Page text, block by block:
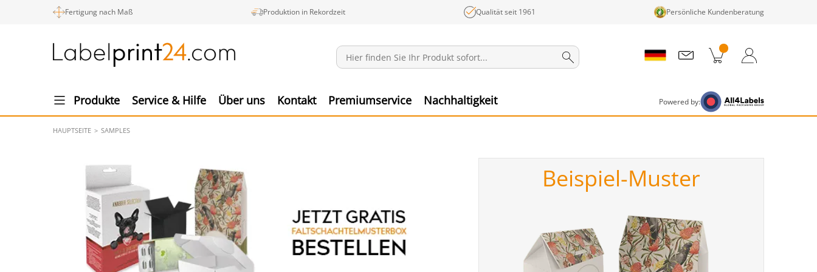
Fertigung nach Maß Produktion in Rekordzeit Qualität seit 1961 Persönliche Kundenberatung
Produkte Service & Hilfe Über uns Kontakt Premiumservice Nachhaltigkeit Powered by:
HAUPTSEITE SAMPLES
Beispiel-Muster